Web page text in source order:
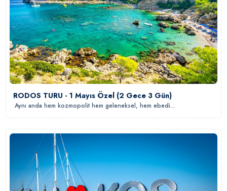
RODOS TURU - 1 Mayıs Özel (2 Gece 3 Gün)
Aynı anda hem kozmopolit hem geleneksel, hem ebedi...